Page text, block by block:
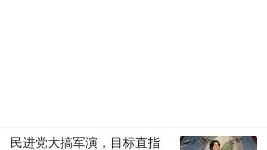
民进党大搞军演，目标直指